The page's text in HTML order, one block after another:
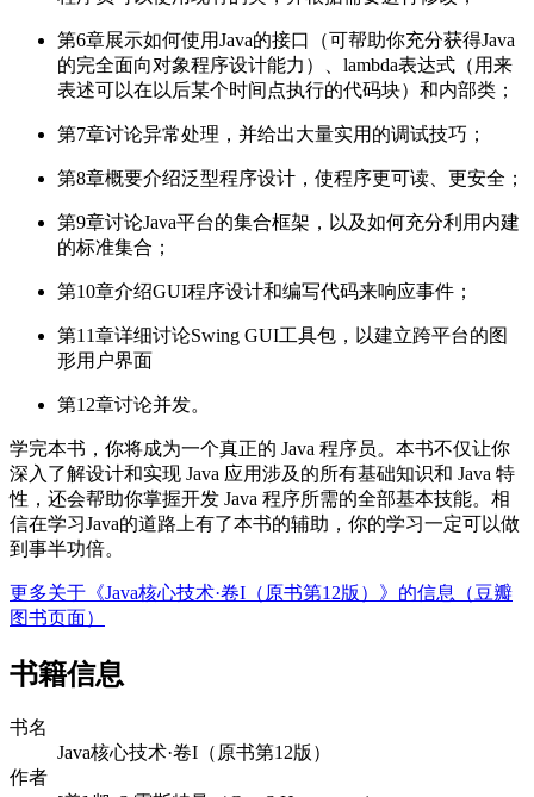
第6章展示如何使用Java的接口（可帮助你充分获得Java
的完全面向对象程序设计能力）、lambda表达式（用来
表述可以在以后某个时间点执行的代码块）和内部类；
第7章讨论异常处理，并给出大量实用的调试技巧；
第8章概要介绍泛型程序设计，使程序更可读、更安全；
第9章讨论Java平台的集合框架，以及如何充分利用内建
的标准集合；
第10章介绍GUI程序设计和编写代码来响应事件；
第11章详细讨论Swing GUI工具包，以建立跨平台的图
形用户界面
第12章讨论并发。
学完本书，你将成为一个真正的 Java 程序员。本书不仅让你
深入了解设计和实现 Java 应用涉及的所有基础知识和 Java 特
性，还会帮助你掌握开发 Java 程序所需的全部基本技能。相
信在学习Java的道路上有了本书的辅助，你的学习一定可以做
到事半功倍。
更多关于《Java核心技术·卷I（原书第12版）》的信息（豆瓣
图书页面）
书籍信息
书名
Java核心技术·卷I（原书第12版）
作者